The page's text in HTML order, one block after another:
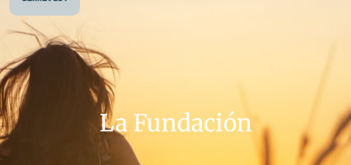
La Fundación